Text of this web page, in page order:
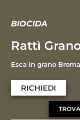
BIOCIDA
Rattì
Esca in grano
RICHIEDI